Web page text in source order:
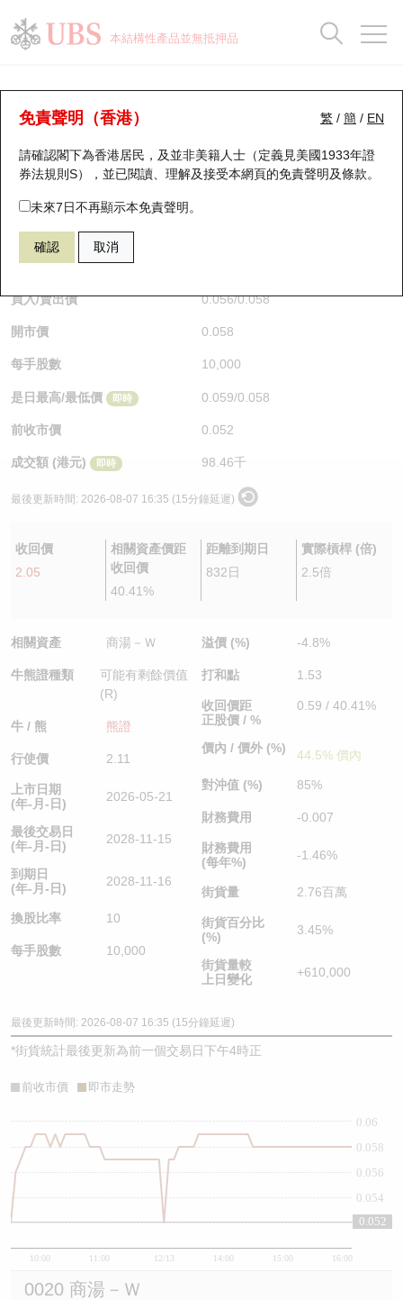
本結構性產品並無抵押品
繁 / 簡 / EN
免責聲明（香港）
請確認閣下為香港居民，及並非美籍人士（定義見美國1933年證
券法規則S），並已閱讀、理解及接受本網頁的免責聲明及條款。
未來7日不再顯示本免責聲明。
確認 取消
牛熊證分析儀
表現 街貨統計 比較
60053 瑞銀熊證 0020 商湯－Ｗ
$0.058 0.006
買入/賣出價 0.056/0.058
開市價 0.058
每手股數 10,000
是日最高/最低價 即時 0.059/0.058
前收市價 0.052
成交額 (港元) 即時 98.46千
最後更新時間: 2026-08-07 16:35 (15分鐘延遲)
收回價
2.05
相關資產價距
收回價
40.41%
距離到期日
832日
實際槓桿 (倍)
2.5倍
相關資產 商湯－Ｗ
牛熊證種類
可能有剩餘價值
(R)
牛 / 熊 熊證
行使價 2.11
上市日期
(年-月-日)
2026-05-21
最後交易日
(年-月-日)
2028-11-15
到期日
(年-月-日)
2028-11-16
換股比率 10
每手股數 10,000
溢價 (%) -4.8%
打和點 1.53
收回價距
正股價 / %
0.59 / 40.41%
價內 / 價外 (%) 44.5% 價內
對沖值 (%) 85%
財務費用 -0.007
財務費用
(每年%)
-1.46%
街貨量 2.76百萬
街貨百分比
(%)
3.45%
街貨量較
上日變化
+610,000
最後更新時間: 2026-08-07 16:35 (15分鐘延遲)
*街貨統計最後更新為前一個交易日下午4時正
前收市價 即市走勢
10:00 11:00 12/13 14:00 15:00 16:00
0.052
0.054
0.056
0.058
0.06
0.052
0020 商湯－Ｗ
瑞銀認股證一覽
新發行瑞銀認股證
即將到期認股證
認股證到期結算價查詢
認股證分析儀
認股證速算機
認股證/牛熊證日誌
認股證文件及公告
街貨統計
比較
牛熊全景快搜
牛熊證搜尋
牛熊證街貨分佈圖
正股牛熊證列表
新發行瑞銀牛熊證
已收回牛熊證剩餘價值
牛熊證到期結算價查詢
牛熊證分析儀
牛熊證文件及公告
街貨統計
比較
十大升幅/跌幅
十大認股證成交分佈
十天股證佔大市成交
資金流
街貨統計
三十大平均引伸波幅
正股分析儀
二十大活躍股份
恒指成份股
國指成份股
科指成份股
相關資產沽空
中資ETFs溢價比較
AH 股價對照
持股比重
顯示所有持股比重
每月輪證大市專題
輪證專欄
講座及教育短片
認股證投資者教育
牛熊證投資者教育
認股證牛熊證常問問題